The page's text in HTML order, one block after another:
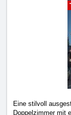
Eine stilvoll
Doppelzimmer mit